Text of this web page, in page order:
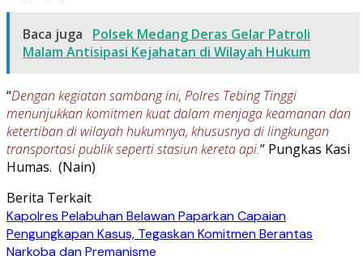
Baca juga
Polsek Medang Deras Gelar Patroli
Malam Antisipasi Kejahatan di Wilayah Hukum
“Dengan kegiatan sambang ini, Polres Tebing Tinggi
menunjukkan komitmen kuat dalam menjaga keamanan dan
ketertiban di wilayah hukumnya, khususnya di lingkungan
transportasi publik seperti stasiun kereta api.” Pungkas Kasi
Humas. (Nain)
Berita Terkait
Kapolres Pelabuhan Belawan Paparkan Capaian
Pengungkapan Kasus, Tegaskan Komitmen Berantas
Narkoba dan Premanisme